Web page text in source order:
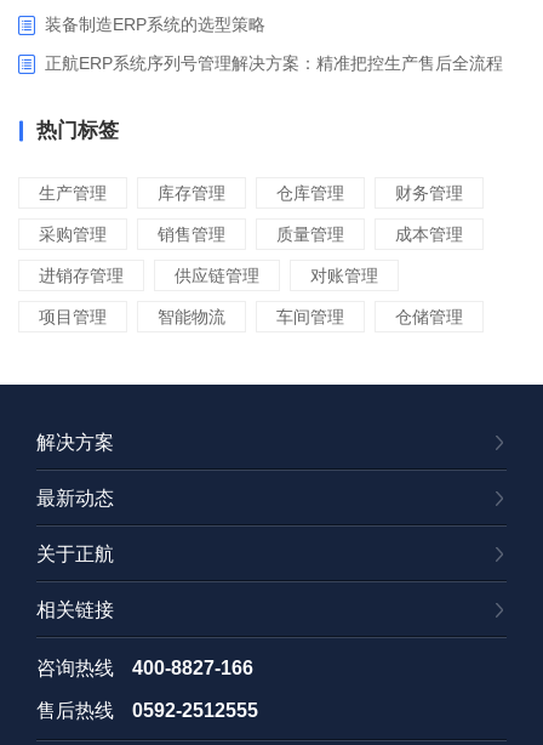
装备制造ERP系统的选型策略
正航ERP系统序列号管理解决方案：精准把控生产售后全流程
热门标签
生产管理 库存管理 仓库管理 财务管理
采购管理 销售管理 质量管理 成本管理
进销存管理 供应链管理 对账管理
项目管理 智能物流 车间管理 仓储管理
解决方案
最新动态
关于正航
相关链接
咨询热线 400-8827-166
售后热线 0592-2512555